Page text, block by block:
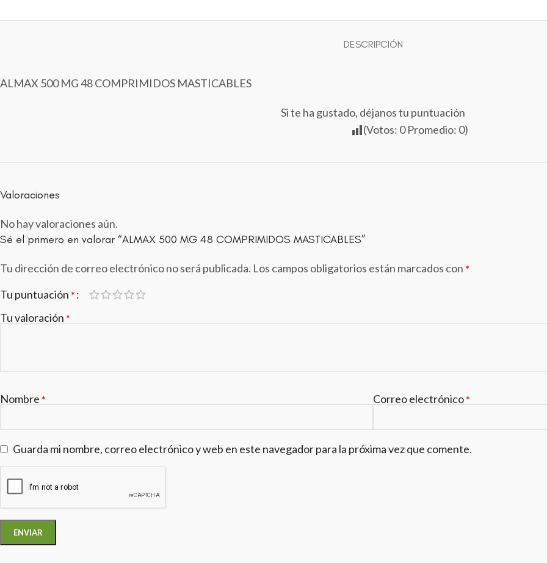
DESCRIPCIÓN
ALMAX 500 MG 48 COMPRIMIDOS MASTICABLES
Si te ha gustado, déjanos tu puntuación
(Votos: 0Promedio: 0)
Valoraciones
No hay valoraciones aún.
Sé el primero en valorar “ALMAX 500 MG 48 COMPRIMIDOS MASTICABLES”
Tu dirección de correo electrónico no será publicada. Los campos obligatorios están marcados con *
Tu puntuación *
Tu valoración *
Nombre * Correo electrónico*
Guarda mi nombre, correo electrónico y web en este navegador para la próxima vez que comente.